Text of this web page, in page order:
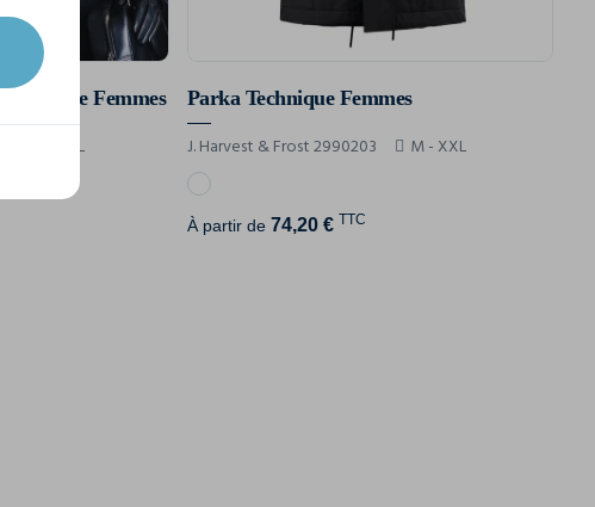
Veste Femmes
XS - XXL
Parka Technique Femmes
J. Harvest & Frost 2990203 M - XXL
À partir de 74,20 € TTC